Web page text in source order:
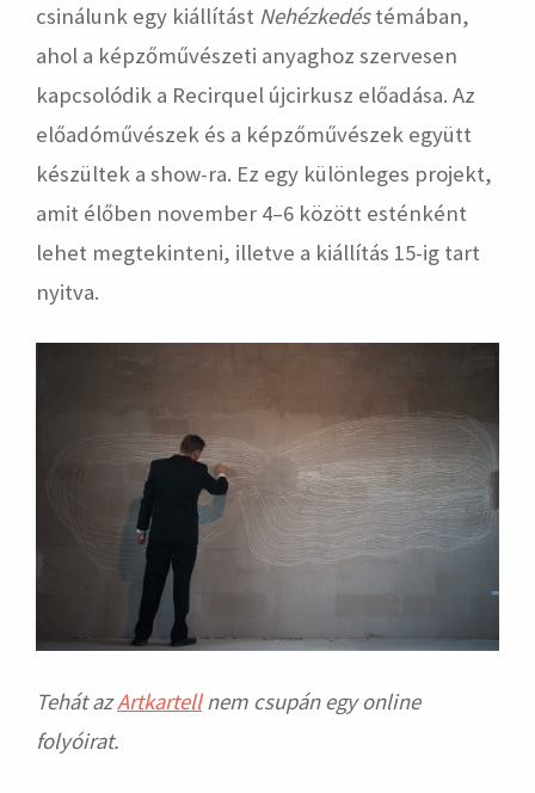
csinálunk egy kiállítást Nehézkedéstémában,
ahol a képzőművészeti anyaghoz szervesen
kapcsolódik a Recirquel újcirkusz előadása. Az
előadóművészek és a képzőművészek együtt
készültek a show-ra. Ez egy különleges projekt,
amit élőben november 4–6 között esténként
lehet megtekinteni, illetve a kiállítás 15-ig tart
nyitva.
Tehát azArtkartell nem csupán egy online
folyóirat.